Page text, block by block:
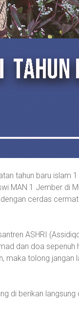
tahun baru islam
MAN 1 Jember di
cerdas
ASHRI
dan doa sepenuh
maka tolong jangan
di berikan langsung